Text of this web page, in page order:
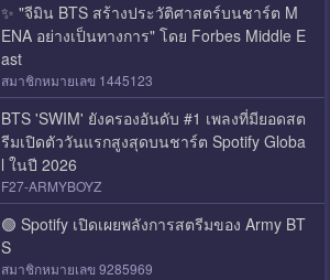
✨ "จีมิน BTS สร้างประวัติศาสตร์บนชาร์ต M
ENA อย่างเป็นทางการ" โดย Forbes Middle E
ast
สมาชิกหมายเลข 1445123
BTS 'SWIM' ยังครองอันดับ #1 เพลงที่มียอดสต
รีมเปิดตัววันแรกสูงสุดบนชาร์ต Spotify Globa
l ในปี 2026
F27-ARMYBOYZ
🟢 Spotify เปิดเผยพลังการสตรีมของ Army BT
S
สมาชิกหมายเลข 9285969